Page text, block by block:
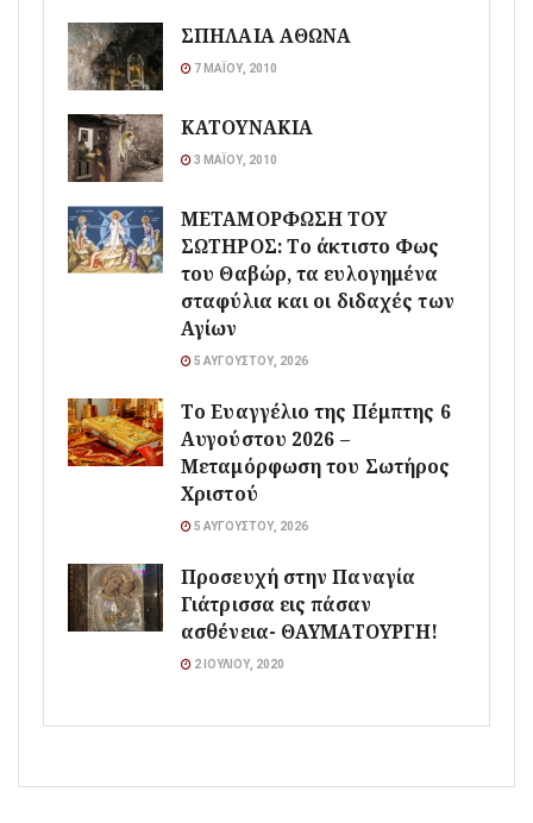
ΣΠΗΛΑΙΑ ΑΘΩΝΑ
7 ΜΑΪ́ΟΥ, 2010
ΚΑΤΟΥΝΑΚΙΑ
3 ΜΑΪ́ΟΥ, 2010
ΜΕΤΑΜΟΡΦΩΣΗ ΤΟΥ
ΣΩΤΗΡΟΣ: Το άκτιστο Φως
του Θαβώρ, τα ευλογημένα
σταφύλια και οι διδαχές των
Αγίων
5 ΑΥΓΟΎΣΤΟΥ, 2026
Το Ευαγγέλιο της Πέμπτης 6
Αυγούστου 2026 –
Μεταμόρφωση του Σωτήρος
Χριστού
5 ΑΥΓΟΎΣΤΟΥ, 2026
Προσευχή στην Παναγία
Γιάτρισσα εις πάσαν
ασθένεια- ΘΑΥΜΑΤΟΥΡΓΗ!
2 ΙΟΥΛΊΟΥ, 2020